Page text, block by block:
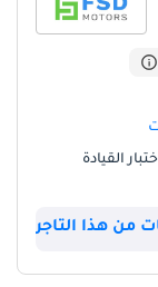
القيادة
من هذا التاجر